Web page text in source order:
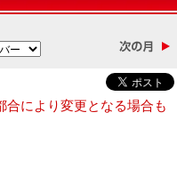
により変更となる場合も